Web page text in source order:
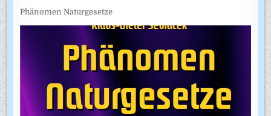
Phänomen Naturgesetze